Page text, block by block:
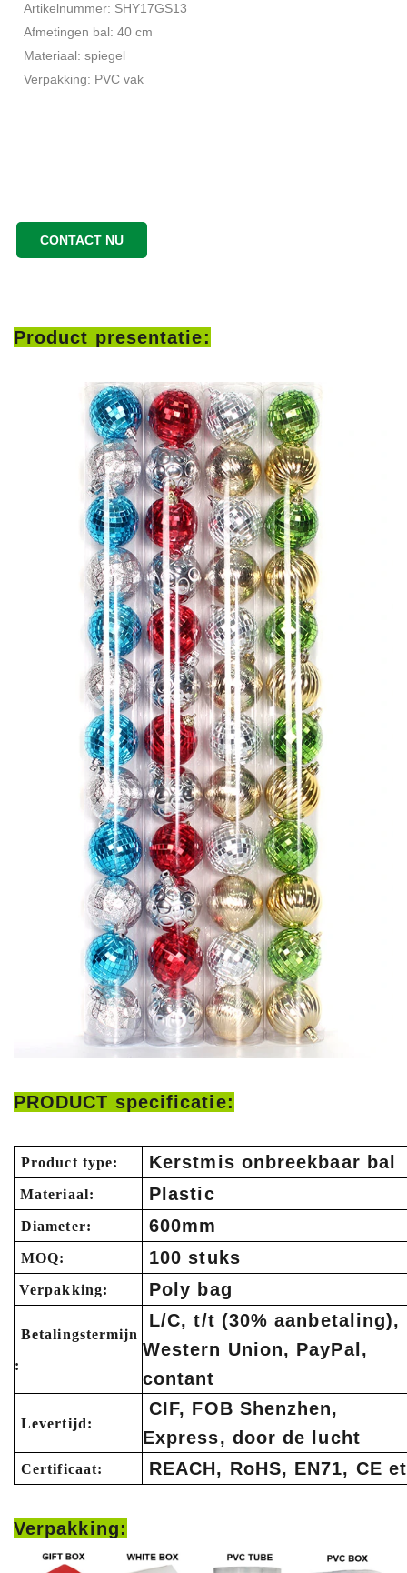
Artikelnummer: SHY17GS13
Afmetingen bal: 40 cm
Materiaal: spiegel
Verpakking: PVC vak
CONTACT NU
Product presentatie:
PRODUCT specificatie:
Product type: Kerstmis onbreekbaar bal
Materiaal: Plastic
Diameter: 600mm
MOQ: 100 stuks
Verpakking: Poly bag
Betalingstermijn
:
L/C, t/t (30% aanbetaling),
Western Union, PayPal,
contant
Levertijd:
CIF, FOB Shenzhen,
Express, door de lucht
Certificaat: REACH, RoHS, EN71, CE
Verpakking: